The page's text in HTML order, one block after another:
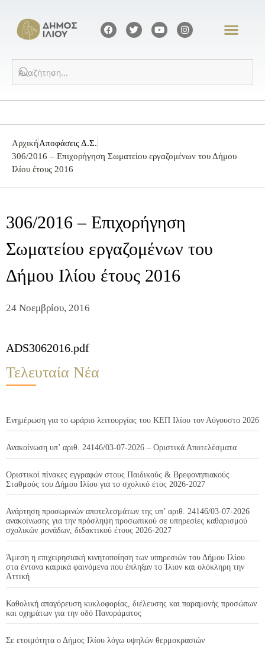
ΑρχικήΑποφάσεις Δ.Σ.
306/2016 – Επιχορήγηση Σωματείου εργαζομένων του Δήμου
Ιλίου έτους 2016
306/2016 – Επιχορήγηση
Σωματείου εργαζομένων του
Δήμου Ιλίου έτους 2016
24 Νοεμβρίου, 2016
ADS3062016.pdf
Τελευταία Νέα
Ενημέρωση για το ωράριο λειτουργίας του ΚΕΠ Ιλίου τον Αύγουστο 2026
Ανακοίνωση υπ’ αριθ. 24146/03-07-2026 – Οριστικά Αποτελέσματα
Οριστικοί πίνακες εγγραφών στους Παιδικούς & Βρεφονηπιακούς
Σταθμούς του Δήμου Ιλίου για το σχολικό έτος 2026-2027
Ανάρτηση προσωρινών αποτελεσμάτων της υπ’ αριθ. 24146/03-07-2026
ανακοίνωσης για την πρόσληψη προσωπικού σε υπηρεσίες καθαρισμού
σχολικών μονάδων, διδακτικού έτους 2026-2027
Άμεση η επιχειρησιακή κινητοποίηση των υπηρεσιών του Δήμου Ιλίου
στα έντονα καιρικά φαινόμενα που έπληξαν το Ίλιον και ολόκληρη την
Αττική
Καθολική απαγόρευση κυκλοφορίας, διέλευσης και παραμονής προσώπων
και οχημάτων για την οδό Πανοράματος
Σε ετοιμότητα ο Δήμος Ιλίου λόγω υψηλών θερμοκρασιών